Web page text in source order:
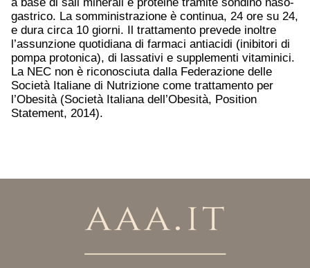
gastrico. La somministrazione è continua, 24 ore su 24,
e dura circa 10 giorni. Il trattamento prevede inoltre
l’assunzione quotidiana di farmaci antiacidi (inibitori di
pompa protonica), di lassativi e supplementi vitaminici.
La NEC non è riconosciuta dalla Federazione delle
Società Italiane di Nutrizione come trattamento per
l’Obesità (Società Italiana dell’Obesità, Position
Statement, 2014).